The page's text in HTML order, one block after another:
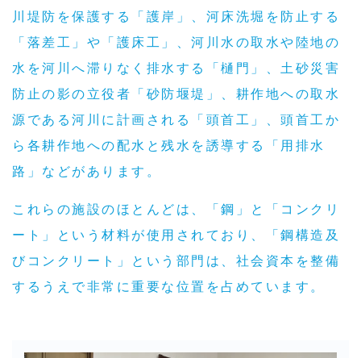
川堤防を保護する「護岸」、河床洗堀を防止する
「落差工」や「護床工」、河川水の取水や陸地の
水を河川へ滞りなく排水する「樋門」、土砂災害
防止の影の立役者「砂防堰堤」、耕作地への取水
源である河川に計画される「頭首工」、頭首工か
ら各耕作地への配水と残水を誘導する「用排水
路」などがあります。
これらの施設のほとんどは、「鋼」と「コンクリ
ート」という材料が使用されており、「鋼構造及
びコンクリート」という部門は、社会資本を整備
するうえで非常に重要な位置を占めています。